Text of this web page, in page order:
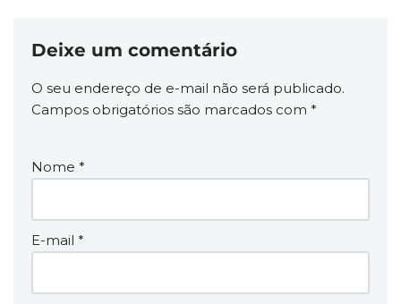
Deixe um comentário
O seu endereço de e-mail não será publicado.
Campos obrigatórios são marcados com *
Nome *
E-mail *